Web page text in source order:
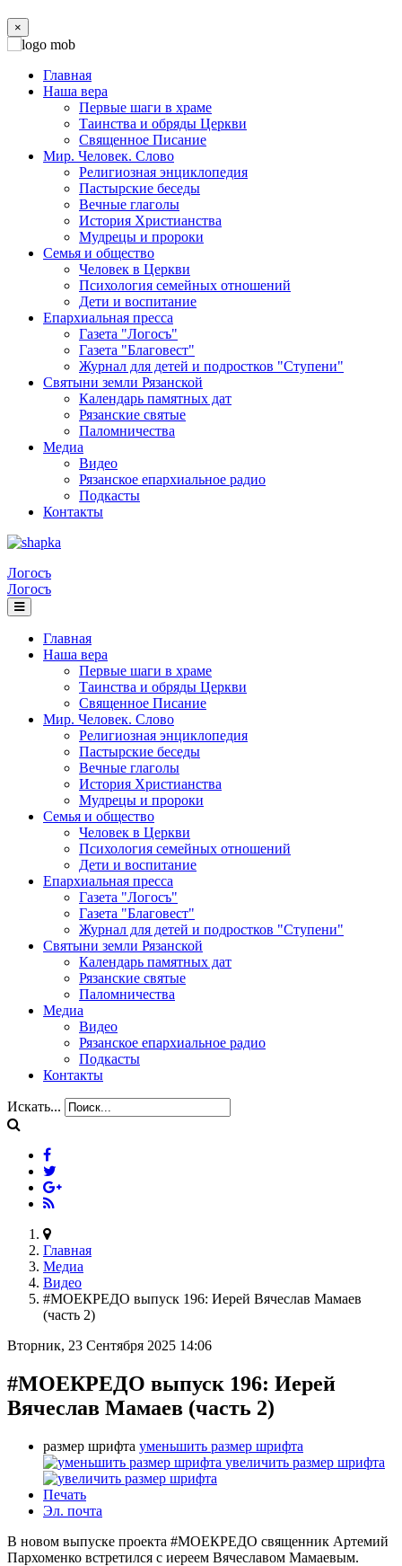
×
Главная
Наша вера
Первые шаги в храме
Таинства и обряды Церкви
Священное Писание
Мир. Человек. Слово
Религиозная энциклопедия
Пастырские беседы
Вечные глаголы
История Христианства
Мудрецы и пророки
Семья и общество
Человек в Церкви
Психология семейных отношений
Дети и воспитание
Епархиальная пресса
Газета "Логосъ"
Газета "Благовест"
Журнал для детей и подростков "Ступени"
Святыни земли Рязанской
Календарь памятных дат
Рязанские святые
Паломничества
Медиа
Видео
Рязанское епархиальное радио
Подкасты
Контакты
Логосъ
Логосъ
Главная
Наша вера
Первые шаги в храме
Таинства и обряды Церкви
Священное Писание
Мир. Человек. Слово
Религиозная энциклопедия
Пастырские беседы
Вечные глаголы
История Христианства
Мудрецы и пророки
Семья и общество
Человек в Церкви
Психология семейных отношений
Дети и воспитание
Епархиальная пресса
Газета "Логосъ"
Газета "Благовест"
Журнал для детей и подростков "Ступени"
Святыни земли Рязанской
Календарь памятных дат
Рязанские святые
Паломничества
Медиа
Видео
Рязанское епархиальное радио
Подкасты
Контакты
Искать...
Главная
Медиа
Видео
#МОЕКРЕДО выпуск 196: Иерей Вячеслав Мамаев
(часть 2)
Вторник, 23 Сентября 2025 14:06
#МОЕКРЕДО выпуск 196: Иерей
Вячеслав Мамаев (часть 2)
размер шрифта уменьшить размер шрифта
увеличить размер шрифта
Печать
Эл. почта
В новом выпуске проекта #МОЕКРЕДО священник Артемий
Пархоменко встретился с иереем Вячеславом Мамаевым.